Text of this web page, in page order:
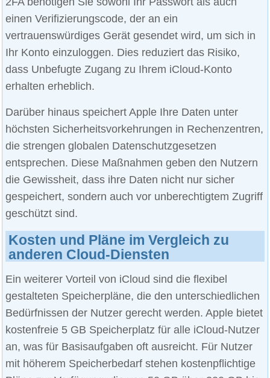
einen Verifizierungscode, der an ein
vertrauenswürdiges Gerät gesendet wird, um sich in
Ihr Konto einzuloggen. Dies reduziert das Risiko,
dass Unbefugte Zugang zu Ihrem iCloud-Konto
erhalten erheblich.
Darüber hinaus speichert Apple Ihre Daten unter
höchsten Sicherheitsvorkehrungen in Rechenzentren,
die strengen globalen Datenschutzgesetzen
entsprechen. Diese Maßnahmen geben den Nutzern
die Gewissheit, dass ihre Daten nicht nur sicher
gespeichert, sondern auch vor unberechtigtem Zugriff
geschützt sind.
Kosten und Pläne im Vergleich zu
anderen Cloud-Diensten
Ein weiterer Vorteil von iCloud sind die flexibel
gestalteten Speicherpläne, die den unterschiedlichen
Bedürfnissen der Nutzer gerecht werden. Apple bietet
kostenfreie 5 GB Speicherplatz für alle iCloud-Nutzer
an, was für Basisaufgaben oft ausreicht. Für Nutzer
mit höherem Speicherbedarf stehen kostenpflichtige